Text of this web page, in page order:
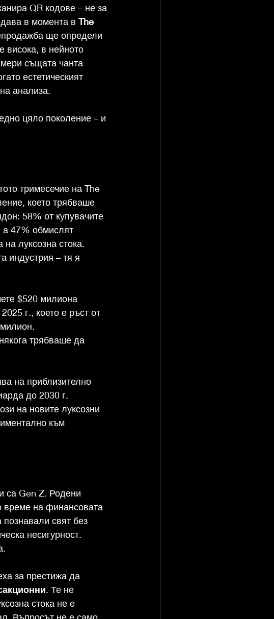
QR кодове – не за
в момента в The
ще определи
висока, в нейното
същата чанта
естетическият
анализа.
цяло поколение – и
тримесечие на The
което трябваше
58% от купувачите
а 47% обмислят
луксозна стока.
индустрия – тя я
$520 милиона
г., което е ръст от
трябваше да
на приблизително
до 2030 г.
на новите луксозни
към
са Gen Z. Родени
време на финансовата
свят без
несигурност.
за престижа да
. Те не
стока не е